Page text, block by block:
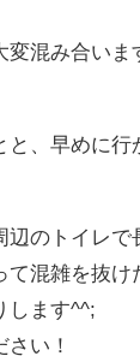
混み合いま
と、早めに行
のトイレで
て混雑を抜け
します^^;
い！